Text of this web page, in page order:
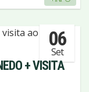
06
Set
+ VISITA